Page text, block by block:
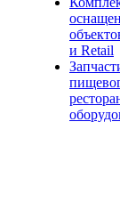
и Retail